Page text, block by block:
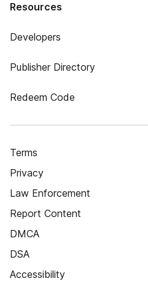
Resources
Developers
Publisher Directory
Redeem Code
Terms
Privacy
Law Enforcement
Report Content
DMCA
DSA
Accessibility